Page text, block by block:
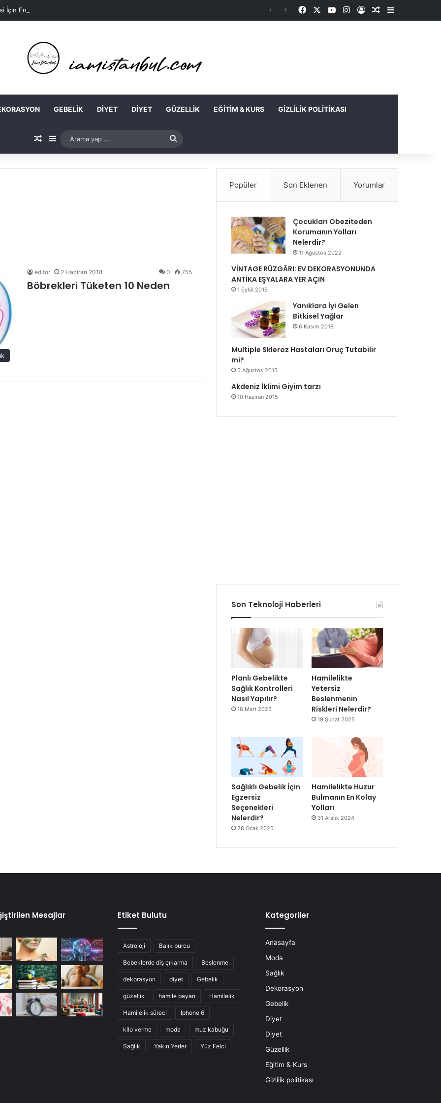
İçin En Kolay Ev Maskeleri Nelerdir? FacebookYouTubeInstagram
Kayıt OlRastgele Makale
Kenar
GEBELIK DIYET DIYET GÜZELLIK EĞITIM & KURS GIZLILIK POLITIKASI
Rastgele Makale
Kenar Bölmesi
Arama
yap
editör 2 Haziran 2018 0 755
Böbrekleri Tüketen 10 Neden
Popüler Son Eklenen Yorumlar
Çocukları Obeziteden
Korumanın Yolları
Nelerdir?
11 Ağustos 2022
VİNTAGE RÜZGÂRI: EV DEKORASYONUNDA
ANTİKA EŞYALARA YER AÇIN
1 Eylül 2015
Yanıklara İyi Gelen
Bitkisel Yağlar
6 Kasım 2018
Multiple Skleroz Hastaları Oruç Tutabilir
mi?
5 Ağustos 2015
Akdeniz İklimi Giyim tarzı
10 Haziran 2015
Son Teknoloji Haberleri
Planlı Gebelikte
Sağlık Kontrolleri
Nasıl Yapılır?
18 Mart 2025
Hamilelikte
Yetersiz
Beslenmenin
Riskleri Nelerdir?
19 Şubat 2025
Sağlıklı Gebelik İçin
Egzersiz
Seçenekleri
Nelerdir?
28 Ocak 2025
Hamilelikte Huzur
Bulmanın En Kolay
Yolları
31 Aralık 2024
Mesajlar Etiket Bulutu
Astroloji Balık burcu
Bebeklerde diş çıkarma Beslenme
dekorasyon diyet Gebelik
güzellik hamile bayan Hamilelik
Hamilelik süreci Iphone 6
kilo verme moda muz kabuğu
Sağlık Yakın Yerler Yüz Felci
Kategoriler
Anasayfa
Moda
Sağlık
Dekorasyon
Gebelik
Diyet
Diyet
Güzellik
Eğitim & Kurs
Gizlilik politikası